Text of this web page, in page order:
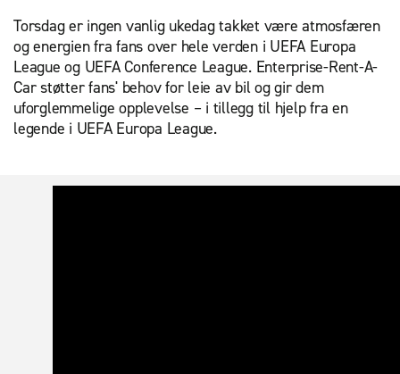
Torsdag er ingen vanlig ukedag takket være atmosfæren
og energien fra fans over hele verden i UEFA Europa
League og UEFA Conference League. Enterprise-Rent-A-
Car støtter fans' behov for leie av bil og gir dem
uforglemmelige opplevelse – i tillegg til hjelp fra en
legende i UEFA Europa League.